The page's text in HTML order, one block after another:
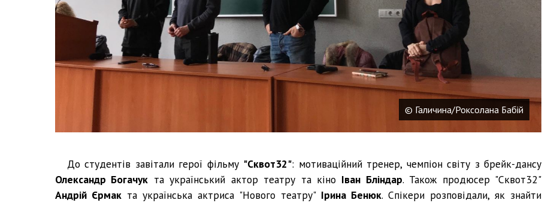
© Галичина/Роксолана Бабій
До студентів завітали герої фільму "Сквот32": мотиваційний тренер, чемпіон світу з брейк-дансу
Олександр Богачук та український актор театру та кіно Іван Бліндар. Також продюсер "Сквот32"
Андрій Єрмак та українська актриса "Нового театру" Ірина Бенюк. Спікери розповідали, як знайти